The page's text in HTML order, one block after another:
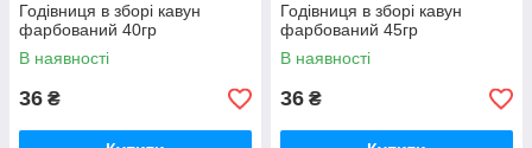
Годівниця в зборі кавун
фарбований 40гр
В наявності
36 ₴
Годівниця в зборі кавун
фарбований 45гр
В наявності
36 ₴